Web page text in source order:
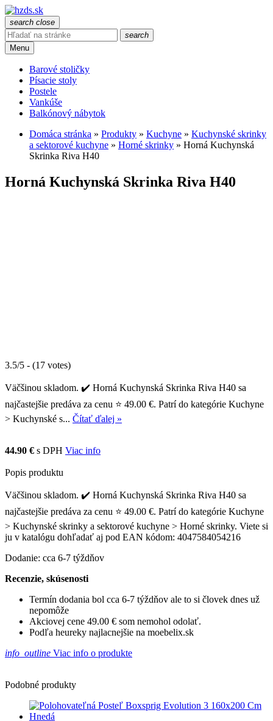
search close
search
Menu
Barové stoličky
Písacie stoly
Postele
Vankúše
Balkónový nábytok
Domáca stránka » Produkty » Kuchyne » Kuchynské skrinky
a sektorové kuchyne » Horné skrinky » Horná Kuchynská
Skrinka Riva H40
Horná Kuchynská Skrinka Riva H40
3.5/5 - (17 votes)
Väčšinou skladom. ✔️ Horná Kuchynská Skrinka Riva H40 sa
najčastejšie predáva za cenu ⭐ 49.00 €. Patrí do kategórie Kuchyne
> Kuchynské s... Čítať ďalej »
44.90 € s DPH Viac info
Popis produktu
Väčšinou skladom. ✔️ Horná Kuchynská Skrinka Riva H40 sa
najčastejšie predáva za cenu ⭐ 49.00 €. Patrí do kategórie Kuchyne
> Kuchynské skrinky a sektorové kuchyne > Horné skrinky. Viete si
ju v katalógu dohľadať aj pod EAN kódom: 4047584054216
Dodanie: cca 6-7 týždňov
Recenzie, skúsenosti
Termín dodania bol cca 6-7 týždňov ale to si človek dnes už
nepomôže
Akciovej cene 49.00 € som nemohol odolať.
Podľa heureky najlacnejšie na moebelix.sk
info_outline Viac info o produkte
Podobné produkty